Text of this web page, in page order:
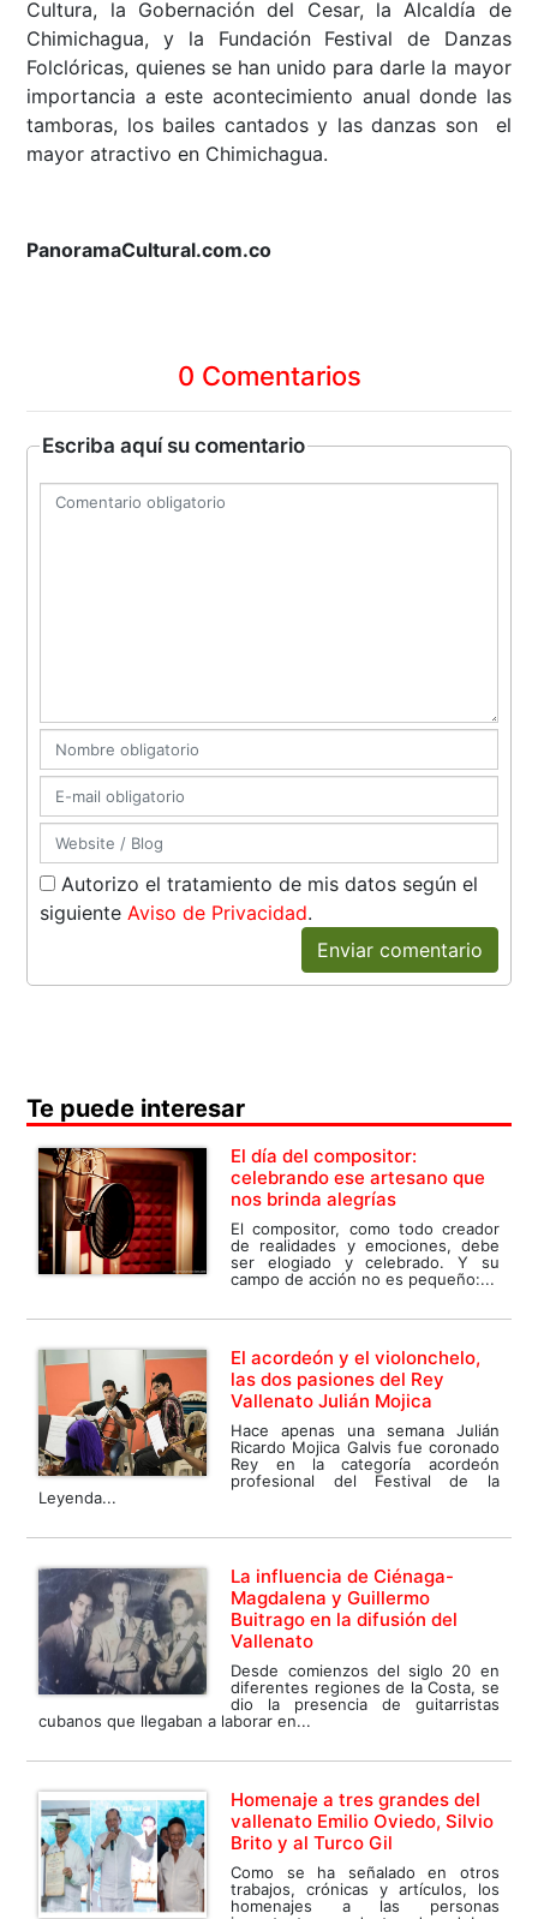
Cultura, la Gobernación del Cesar, la Alcaldía de
Chimichagua, y la Fundación Festival de Danzas
Folclóricas, quienes se han unido para darle la mayor
importancia a este acontecimiento anual donde las
tamboras, los bailes cantados y las danzas son el
mayor atractivo en Chimichagua.
PanoramaCultural.com.co
0 Comentarios
Escriba aquí su comentario
Autorizo el tratamiento de mis datos según el
siguienteAviso de Privacidad.
Enviar comentario
Te puede interesar
El día del compositor:
celebrando ese artesano que
nos brinda alegrías
El compositor, como todo creador
de realidades y emociones, debe
ser elogiado y celebrado. Y su
campo de acción no es pequeño:...
El acordeón y el violonchelo,
las dos pasiones del Rey
Vallenato Julián Mojica
Hace apenas una semana Julián
Ricardo Mojica Galvis fue coronado
Rey en la categoría acordeón
profesional del Festival de la
Leyenda...
La influencia de Ciénaga-
Magdalena y Guillermo
Buitrago en la difusión del
Vallenato
Desde comienzos del siglo 20 en
diferentes regiones de la Costa, se
dio la presencia de guitarristas
cubanos que llegaban a laborar en...
Homenaje a tres grandes del
vallenato Emilio Oviedo, Silvio
Brito y al Turco Gil
Como se ha señalado en otros
trabajos, crónicas y artículos, los
homenajes a las personas